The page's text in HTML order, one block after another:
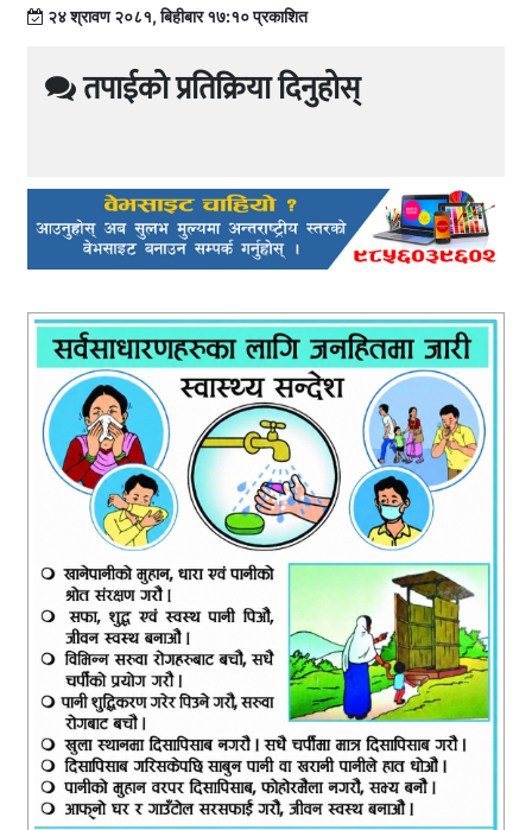
२४ श्रावण २०८१, बिहीबार १७:१० प्रकाशित
तपाईको प्रतिक्रिया दिनुहोस्